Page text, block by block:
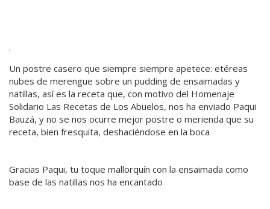
·
Un postre casero que siempre siempre apetece: etéreas
nubes de merengue sobre un pudding de ensaimadas y
natillas, así es la receta que, con motivo del Homenaje
Solidario Las Recetas de Los Abuelos, nos ha enviado Paqui
Bauzá, y no se nos ocurre mejor postre o merienda que su
receta, bien fresquita, deshaciéndose en la boca
Gracias Paqui, tu toque mallorquín con la ensaimada como
base de las natillas nos ha encantado